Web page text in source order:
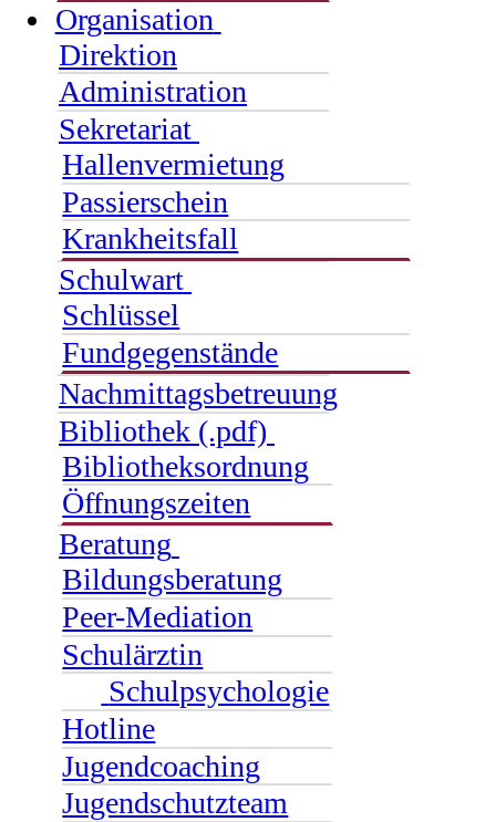
Organisation
Direktion
Administration
Sekretariat
Hallenvermietung
Passierschein
Krankheitsfall
Schulwart
Schlüssel
Fundgegenstände
Nachmittagsbetreuung
Bibliothek (.pdf)
Bibliotheksordnung
Öffnungszeiten
Beratung
Bildungsberatung
Peer-Mediation
Schulärztin
Schulpsychologie
Hotline
Jugendcoaching
Jugendschutzteam